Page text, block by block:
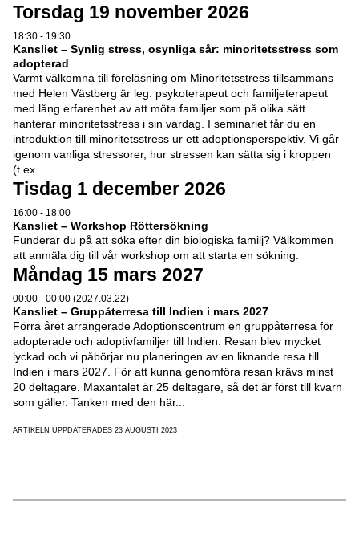
Torsdag 19 november 2026
18:30 - 19:30
Kansliet – Synlig stress, osynliga sår: minoritetsstress som
adopterad
Varmt välkomna till föreläsning om Minoritetsstress tillsammans
med Helen Västberg är leg. psykoterapeut och familjeterapeut
med lång erfarenhet av att möta familjer som på olika sätt
hanterar minoritetsstress i sin vardag. I seminariet får du en
introduktion till minoritetsstress ur ett adoptionsperspektiv. Vi går
igenom vanliga stressorer, hur stressen kan sätta sig i kroppen
(t.ex.…
Tisdag 1 december 2026
16:00 - 18:00
Kansliet – Workshop Röttersökning
Funderar du på att söka efter din biologiska familj? Välkommen
att anmäla dig till vår workshop om att starta en sökning.
Måndag 15 mars 2027
00:00 - 00:00 (2027.03.22)
Kansliet – Gruppåterresa till Indien i mars 2027
Förra året arrangerade Adoptionscentrum en gruppåterresa för
adopterade och adoptivfamiljer till Indien. Resan blev mycket
lyckad och vi påbörjar nu planeringen av en liknande resa till
Indien i mars 2027. För att kunna genomföra resan krävs minst
20 deltagare. Maxantalet är 25 deltagare, så det är först till kvarn
som gäller. Tanken med den här...
ARTIKELN UPPDATERADES 23 AUGUSTI 2023